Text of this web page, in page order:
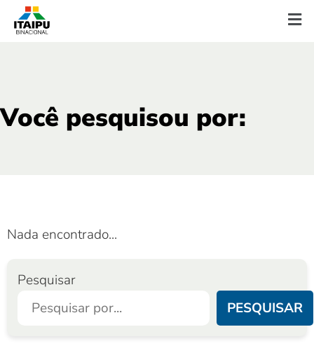
Você pesquisou por:
Nada encontrado...
Pesquisar
PESQUISAR